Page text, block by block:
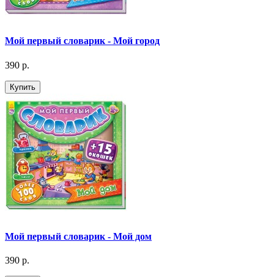
Мой первый словарик - Мой город
390 р.
Купить
Мой первый словарик - Мой дом
390 р.